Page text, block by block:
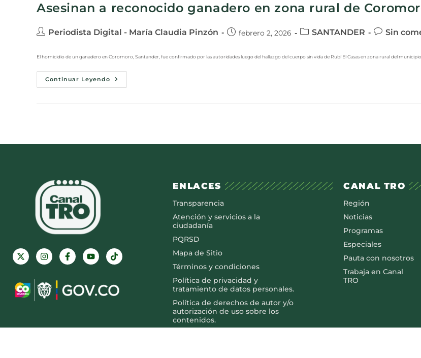
Asesinan a reconocido ganadero en zona rural de
Periodista Digital - María Claudia Pinzón febrero 2, 2026 SANTANDER Sin
El homicidio de un ganadero en Coromoro, Santander, fue confirmado por las autoridades luego del hallazgo del cuerpo sin vida de Rubí El Casas en zona rural del
Continuar Leyendo
ENLACES
Transparencia
Atención y servicios a la
ciudadanía
PQRSD
Mapa de Sitio
Términos y condiciones
Política de privacidad y
tratamiento de datos personales.
Política de derechos de autor y/o
autorización de uso sobre los
contenidos.
CANAL TRO
Región
Noticias
Programas
Especiales
Pauta con nosotros
Trabaja en Canal
TRO